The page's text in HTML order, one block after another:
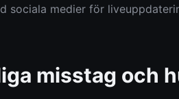
sociala medier för
misstag och